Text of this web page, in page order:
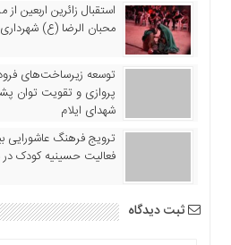
استقبال زائرین اربعین
محبان الرضا (ع)
توسعه زیرساخت‌های
پروازی و تقویت توان
شهدای ایلام
ترویج فرهنگ عاشورایی
فعالیت حسینیه کودک
ثبت دیدگاه